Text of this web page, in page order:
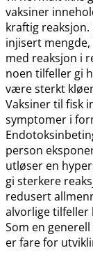
vaksiner
kraftig reaksjon.
injisert
med reaksjon i
noen tilfeller gi
være sterkt
Vaksiner til fisk
symptomer i
person
utløser en
gi sterkere
redusert
alvorlige tilfeller
Som en
er fare for